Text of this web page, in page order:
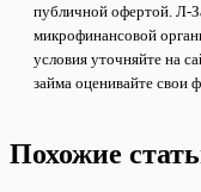
публичной офертой. Л-
микрофинансовой
условия уточняйте на
займа оценивайте свои
Похожие